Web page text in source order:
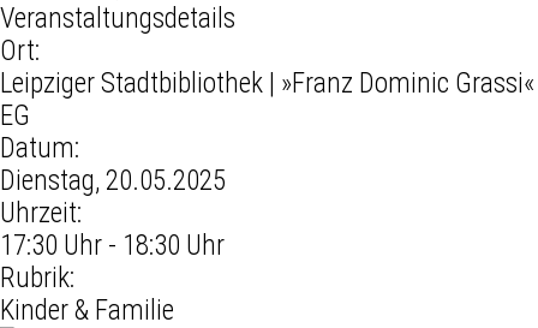
Veranstaltungsdetails
Ort:
Leipziger Stadtbibliothek | »Franz Dominic Grassi«
EG
Datum:
Dienstag, 20.05.2025
Uhrzeit:
17:30 Uhr - 18:30 Uhr
Rubrik:
Kinder & Familie